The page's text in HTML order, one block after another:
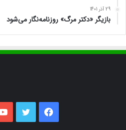
29 آذر 1401
بازیگر «دکتر مرگ» روزنامه‌نگار می‌شود
فیس
توییتر